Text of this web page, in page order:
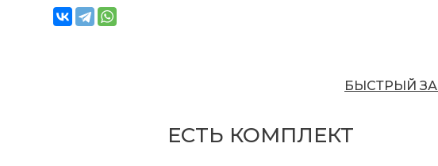
БЫСТРЫЙ
ЕСТЬ КОМПЛЕКТ